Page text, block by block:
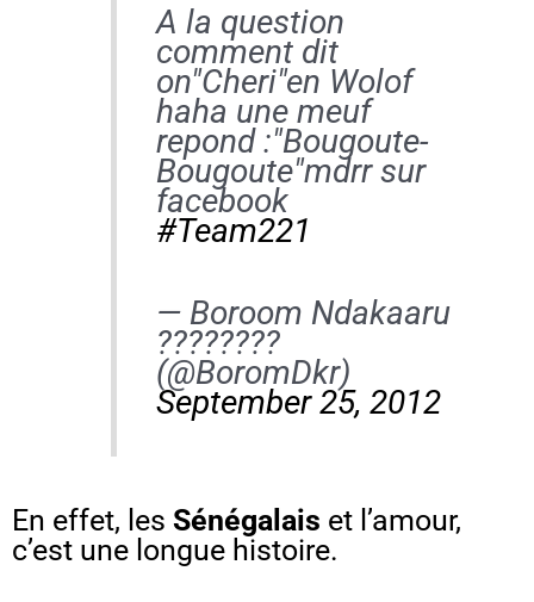
A la question
comment dit
on"Cheri"en Wolof
haha une meuf
repond :"Bougoute-
Bougoute"mdrr sur
facebook
#Team221
— Boroom Ndakaaru
????????
(@BoromDkr)
September 25, 2012
En effet, les Sénégalais et l’amour,
c’est une longue histoire.